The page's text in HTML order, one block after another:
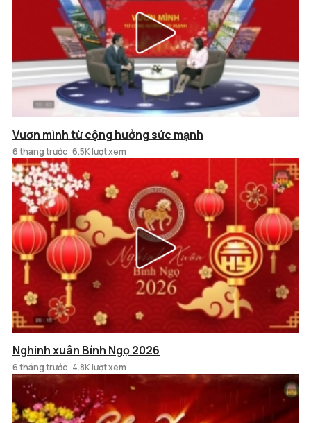
Vươn mình từ cộng hưởng sức mạnh
6 tháng trước 6.5K lượt xem
Nghinh xuân Bính Ngọ 2026
6 tháng trước 4.8K lượt xem